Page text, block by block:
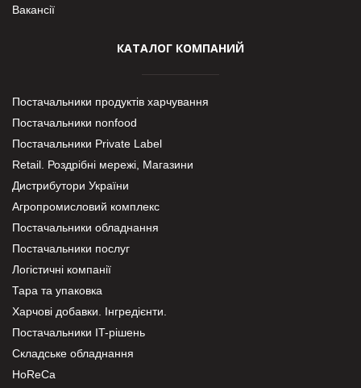
Вакансії
КАТАЛОГ КОМПАНИЙ
Постачальники продуктів харчування
Постачальники nonfood
Постачальники Private Label
Retail. Роздрібні мережі, Магазини
Дистрибутори України
Агропромисловий комплекс
Постачальники обладнання
Постачальники послуг
Логістичні компанії
Тара та упаковка
Харчові добавки. Інгредієнти.
Постачальники IT-рішень
Складське обладнання
HoReCa